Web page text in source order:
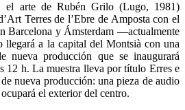
el arte de Rubén Grilo (Lugo, 1981)
Terres de l’Ebre de Amposta con el
Barcelona y Ámsterdam —actualmente
a la capital del Montsià con una
nueva producción que se inaugurará
12 h. La muestra lleva por título Erres e
nueva producción: una pieza de audio
el exterior del centro.